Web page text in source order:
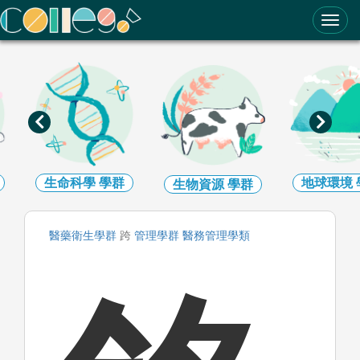
ColleGo! 大學選才與高中育才輔助系統
生命科學 學群 生物資源學群 地球環境
醫藥衛生學群 跨 管理學群 醫務管理學類